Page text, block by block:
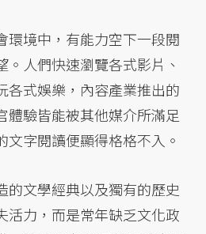
環境中，有能力空下一段閱
。人們快速瀏覽各式影片、
各式娛樂，內容產業推出的
體驗皆能被其他媒介所滿足
文字閱讀便顯得格格不入。
的文學經典以及獨有的歷史
活力，而是常年缺乏文化政